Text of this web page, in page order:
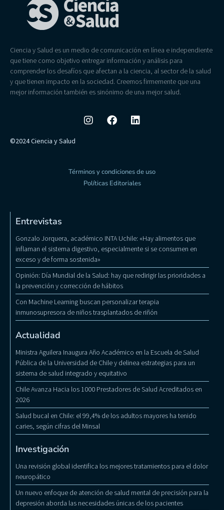
Ciencia y Salud es un medio de comunicación en línea e independiente
que tiene como objetivo entregar información y análisis para
comprender los desafíos que afectan a la ciencia, al sector de la salud
y que tienen impacto en la sociedad. Creemos firmemente que una
mejor información también es sinónimo de una mejor salud.
©2024 Ciencia y Salud
Términos y condiciones de uso
Políticas Editoriales
Entrevistas
Gonzalo Jorquera, académico INTA Uchile: «Hay alimentos que
inflaman el sistema digestivo, especialmente si se consumen en
exceso y de forma sostenida»
Opinión: Día Mundial de la Salud: hay que redirigir las prioridades a
la prevención y corrección de hábitos
Con Machine Learning buscan personalizar terapia
inmunosupresora de niños trasplantados de riñón
Actualidad
Ministra Aguilera Inaugura Año Académico en la Escuela de Salud
Pública de la Universidad de Chile y delinea estrategias para un
sistema de salud integrado y equitativo
Chile Avanza Hacia los 1000 Prestadores de Salud Acreditados en
2026
Salud bucal en Chile: el 99,4% de los adultos mayores ha tenido
caries, según cifras del Minsal
Investigación
Una revisión global identifica los mejores tratamientos para el dolor
neuropático
Un nuevo enfoque de atención de salud mental de precisión para la
depresión aborda las necesidades únicas de los pacientes